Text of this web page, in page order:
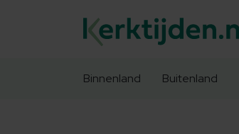
Binnenland Buitenland